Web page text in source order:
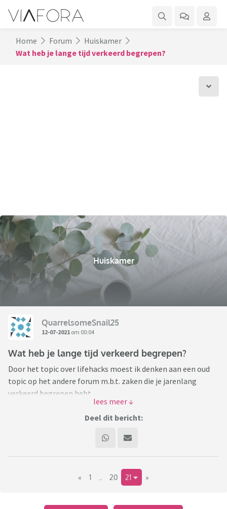
Home Forum
Huiskamer
Wat heb je lange tijd verkeerd begrepen?
Huiskamer
QuarrelsomeSnail25
12-07-2021 om 00:04
Wat heb je lange tijd verkeerd begrepen?
Door het topic over lifehacks moest ik denken aan een oud
topic op het andere forum m.b.t. zaken die je jarenlang
verkeerd begrepen hebt.
Ik trap af met iets wat ik daar geleerd heb. De Duitse crimi-
zou heten (zoals Derrick in de gelijknamige serie).
Maar de serie zou letterlijk vertaald 'Daad Plaats' heten.
Oftewel plaats delict of crime scene. TAT ORT dus!
'oooh, wat stom'-reacties verschijnen!
Deel dit bericht:
« 1 20 21 »